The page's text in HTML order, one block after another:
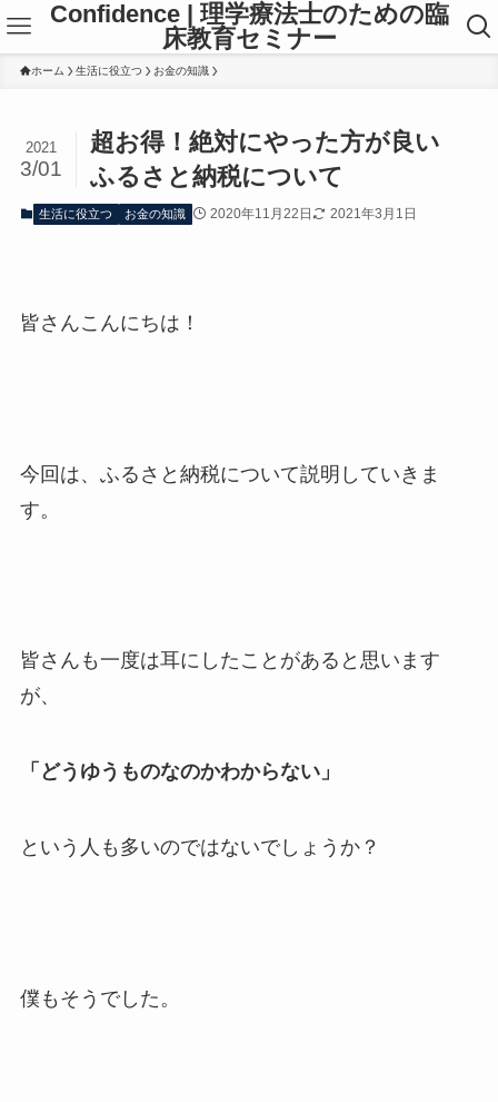
Confidence | 理学療法士のための臨
床教育セミナー
ホーム 生活に役立つ お金の知識
超お得！絶対にやった方が良い
ふるさと納税について
2021
3/01
生活に役立つ お金の知識 2020年11月22日 2021年3月1日
皆さんこんにちは！
今回は、ふるさと納税について説明していきま
す。
皆さんも一度は耳にしたことがあると思います
が、
「どうゆうものなのかわからない」
という人も多いのではないでしょうか？
僕もそうでした。